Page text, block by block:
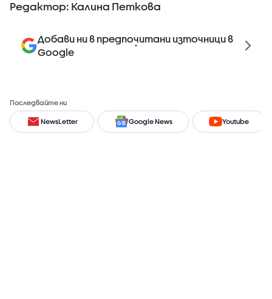
Редактор: Калина Петкова
Добави ни в предпочитани източници в
Google
Последвайте ни
NewsLetter Google News Youtube